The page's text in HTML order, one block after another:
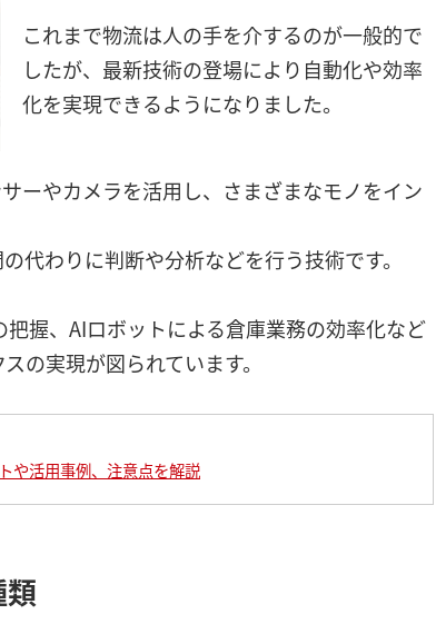
これまで物流は人の手を介するのが一般的で
したが、最新技術の登場により自動化や効率
化を実現できるようになりました。
ーやカメラを活用し、さまざまなモノをイン
代わりに判断や分析などを行う技術です。
握、AIロボットによる倉庫業務の効率化など
の実現が図られています。
や活用事例、注意点を解説